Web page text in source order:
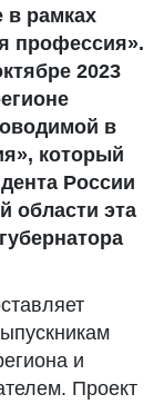
в рамках
профессия».
2023
в
который
России
области эта
и
Проект